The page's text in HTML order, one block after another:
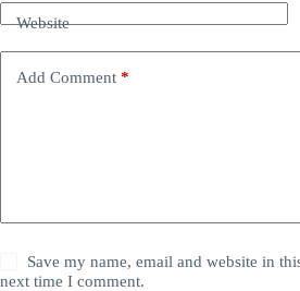
Website
Add Comment *
Save my name, email and website in
next time I comment.